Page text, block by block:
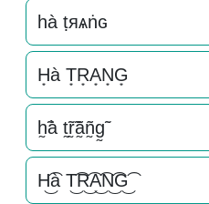
һà ṭяѧṅɢ
H͙à T͙R͙A͙N͙G͙
h̰̃à t̰̃r̰̃ã̰ñ̰g̰̃
H͜͡à T͜͡R͜͡A͜͡N͜͡G͜͡